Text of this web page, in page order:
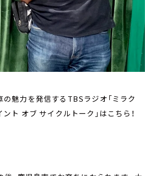
魅力を発信するTBSラジオ「ミラク
ント オブ サイクルトーク」はこちら！